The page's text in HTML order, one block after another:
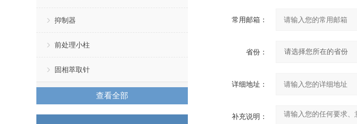
抑制器
前处理小柱
固相萃取针
查看全部
常用邮箱：
省份：
详细地址：
补充说明：